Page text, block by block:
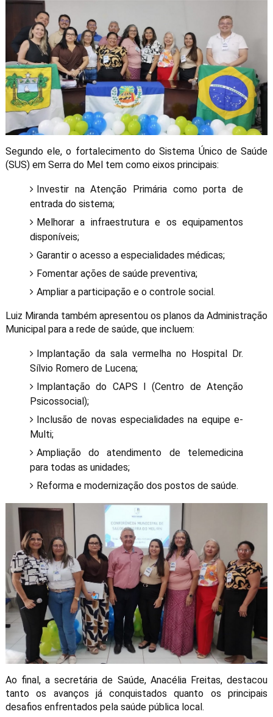
Segundo ele, o fortalecimento do Sistema Único de Saúde
(SUS) em Serra do Mel tem como eixos principais:
Investir na Atenção Primária como porta de
entrada do sistema;
Melhorar a infraestrutura e os equipamentos
disponíveis;
Garantir o acesso a especialidades médicas;
Fomentar ações de saúde preventiva;
Ampliar a participação e o controle social.
Luiz Miranda também apresentou os planos da Administração
Municipal para a rede de saúde, que incluem:
Implantação da sala vermelha no Hospital Dr.
Sílvio Romero de Lucena;
Implantação do CAPS I (Centro de Atenção
Psicossocial);
Inclusão de novas especialidades na equipe e-
Multi;
Ampliação do atendimento de telemedicina
para todas as unidades;
Reforma e modernização dos postos de saúde.
Ao final, a secretária de Saúde, Anacélia Freitas, destacou
tanto os avanços já conquistados quanto os principais
desafios enfrentados pela saúde pública local.